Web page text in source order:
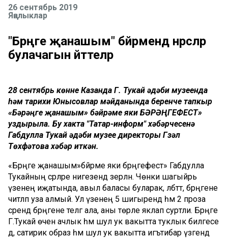
26 сентябрь 2019
Яңалыклар
"Бәрәңге җанашым" бәйрәмендә нәрсәләр
булачагын әйттеләр
28 сентябрь көнне Казанда Г. Тукай әдәби музеенда
һәм тарихи Юнысовлар мәйданында беренче тапкыр
«Бәрәңге җанашым» бәйрәме яки БӘРӘҢГЕФЕСТ»
уздырыла. Бу хакта "Татар-информ" хәбәрчесенә
Габдулла Тукай әдәби музее директоры Гүзәл
Төхфәтова хәбәр иткән.
«Бәрәңге җанашым»бәйрәме яки бәрәңгефест» Габдулла
Тукайның әсәрләре нигезендә әзерләнә. Чөнки шагыйрь
үзенең иҗатында, авыл баласы буларак, әлбәттә, бәрәңгене
читләп уза алмый. Ул үзенең 5 шигырендә һәм 2 проза
әсәрендә бәрәңгене телгә ала, аны төрле яклап сурәтли. Бәрәңге
Г.Тукай өчен ачлык һәм шул ук вакытта туклык билгесе
дә, сатирик образ һәм шул ук вакытта игътибар үзәгендә